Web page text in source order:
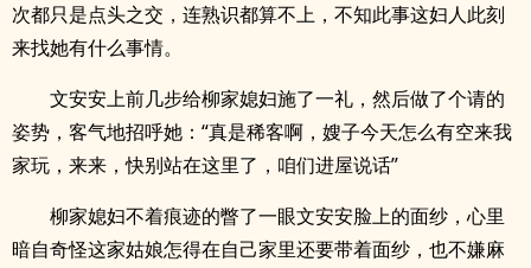
次都只是点头之交，连熟识都算不上，不知此事这妇人此刻
来找她有什么事情。
文安安上前几步给柳家媳妇施了一礼，然后做了个请的
姿势，客气地招呼她：“真是稀客啊，嫂子今天怎么有空来我
家玩，来来，快别站在这里了，咱们进屋说话”
柳家媳妇不着痕迹的瞥了一眼文安安脸上的面纱，心里
暗自奇怪这家姑娘怎得在自己家里还要带着面纱，也不嫌麻